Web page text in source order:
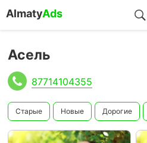
AlmatyAds
Асель
87714104355
Старые Новые Дорогие